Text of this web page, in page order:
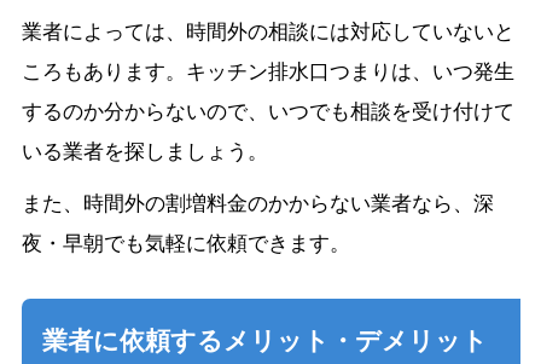
業者によっては、時間外の相談には対応していないと
ころもあります。キッチン排水口つまりは、いつ発生
するのか分からないので、いつでも相談を受け付けて
いる業者を探しましょう。
また、時間外の割増料金のかからない業者なら、深
夜・早朝でも気軽に依頼できます。
業者に依頼するメリット・デメリット